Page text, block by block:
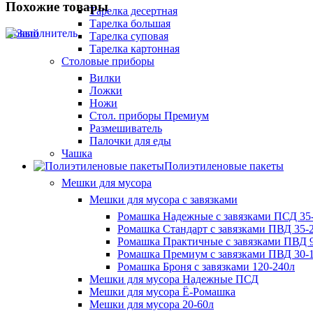
Тарелка десертная
Тарелка большая
Тарелка суповая
Тарелка картонная
Столовые приборы
Вилки
Ложки
Ножи
Стол. приборы Премиум
Размешиватель
Палочки для еды
Чашка
Полиэтиленовые пакеты
Мешки для мусора
Мешки для мусора с завязками
Ромашка Надежные с завязками ПСД
Ромашка Стандарт с завязками ПВД 35-
Ромашка Практичные с завязками ПВД
Ромашка Премиум с завязками ПВД 30-
Ромашка Броня с завязками 120-240л
Мешки для мусора Надежные ПСД
Мешки для мусора Ё-Ромашка
Мешки для мусора 20-60л
Похожие товары
Новый